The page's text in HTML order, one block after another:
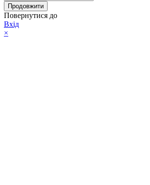
Продовжити
Повернутися до
Вхід
×